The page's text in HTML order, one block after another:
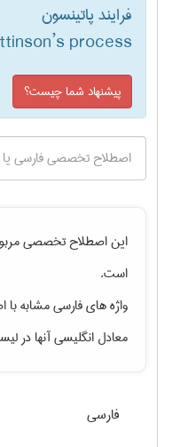
فرایند پاتینسون
process
پیشنهاد شما چیست؟
این اصطلاح تخصصی
است.
واژه های فارسی مشابه
معادل انگلیسی آنها در
فارسی